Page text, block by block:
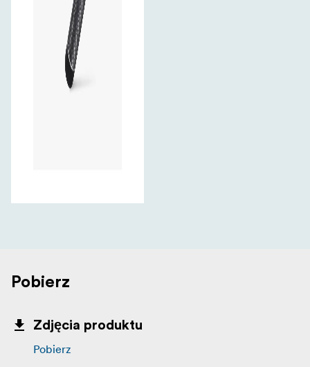
Pobierz
Zdjęcia produktu
Pobierz